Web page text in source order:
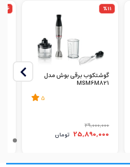
%11
گوشتکوب برقی بوش مدل
MSM6M821
5
29,000,000
25,890,000 تومان